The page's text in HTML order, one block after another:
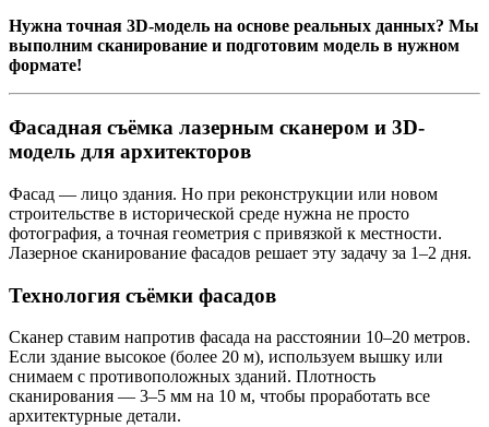
Нужна точная 3D-модель на основе реальных данных? Мы
выполним сканирование и подготовим модель в нужном
формате!
Фасадная съёмка лазерным сканером и 3D-
модель для архитекторов
Фасад — лицо здания. Но при реконструкции или новом
строительстве в исторической среде нужна не просто
фотография, а точная геометрия с привязкой к местности.
Лазерное сканирование фасадов решает эту задачу за 1–2 дня.
Технология съёмки фасадов
Сканер ставим напротив фасада на расстоянии 10–20 метров.
Если здание высокое (более 20 м), используем вышку или
снимаем с противоположных зданий. Плотность
сканирования — 3–5 мм на 10 м, чтобы проработать все
архитектурные детали.